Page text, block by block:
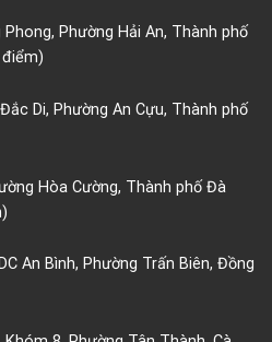
Phường Hải An, Thành phố
Di, Phường An Cựu, Thành phố
Hòa Cường, Thành phố Đà
An Bình, Phường Trấn Biên, Đồng